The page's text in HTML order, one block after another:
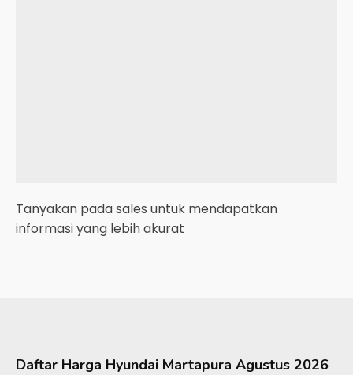
Tanyakan pada sales untuk mendapatkan
informasi yang lebih akurat
Daftar Harga Hyundai Martapura Agustus 2026